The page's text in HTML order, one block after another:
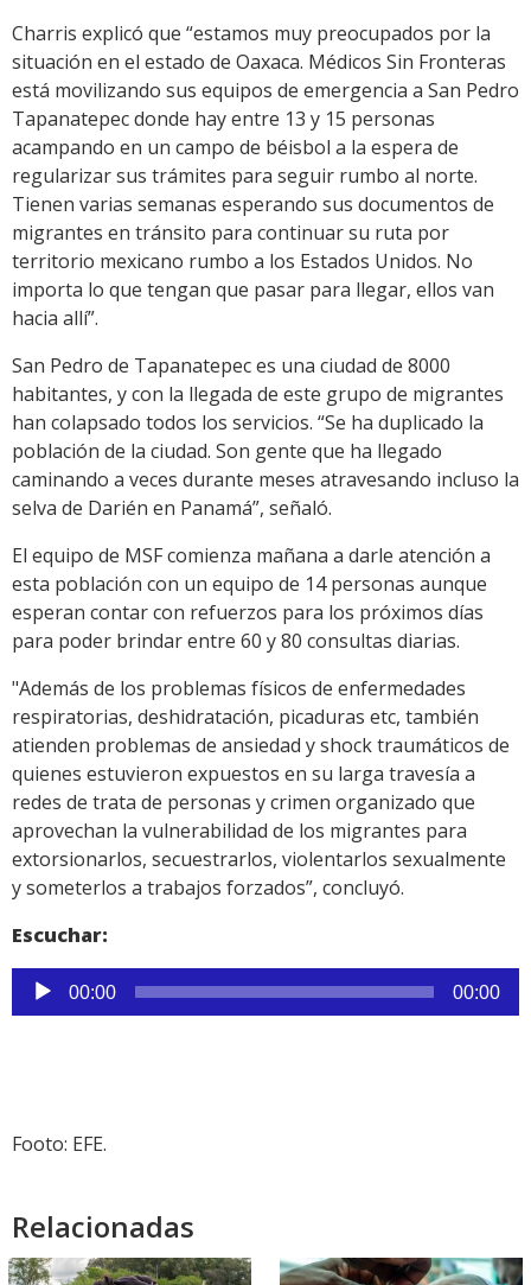
Charris explicó que “estamos muy preocupados por la
situación en el estado de Oaxaca. Médicos Sin Fronteras
está movilizando sus equipos de emergencia a San Pedro
Tapanatepec donde hay entre 13 y 15 personas
acampando en un campo de béisbol a la espera de
regularizar sus trámites para seguir rumbo al norte.
Tienen varias semanas esperando sus documentos de
migrantes en tránsito para continuar su ruta por
territorio mexicano rumbo a los Estados Unidos. No
importa lo que tengan que pasar para llegar, ellos van
hacia allí”.
San Pedro de Tapanatepec es una ciudad de 8000
habitantes, y con la llegada de este grupo de migrantes
han colapsado todos los servicios. “Se ha duplicado la
población de la ciudad. Son gente que ha llegado
caminando a veces durante meses atravesando incluso la
selva de Darién en Panamá”, señaló.
El equipo de MSF comienza mañana a darle atención a
esta población con un equipo de 14 personas aunque
esperan contar con refuerzos para los próximos días
para poder brindar entre 60 y 80 consultas diarias.
"Además de los problemas físicos de enfermedades
respiratorias, deshidratación, picaduras etc, también
atienden problemas de ansiedad y shock traumáticos de
quienes estuvieron expuestos en su larga travesía a
redes de trata de personas y crimen organizado que
aprovechan la vulnerabilidad de los migrantes para
extorsionarlos, secuestrarlos, violentarlos sexualmente
y someterlos a trabajos forzados”, concluyó.
Escuchar:
Reproductor
de
00:00 00:00
Footo: EFE.
Relacionadas